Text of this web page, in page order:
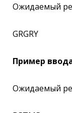
Ожидаемый
GRGRY
Пример
Ожидаемый